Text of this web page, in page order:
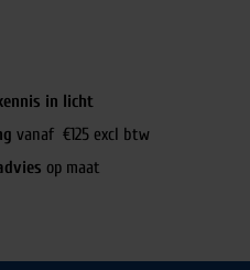
in licht
vanaf €125 excl btw
op maat